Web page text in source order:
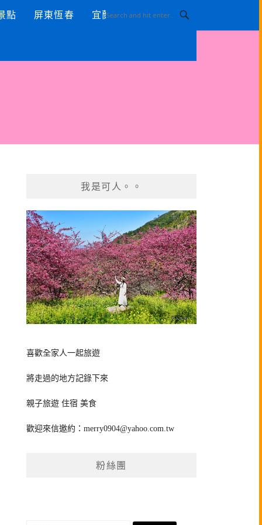
點 屏東恆春 宜蘭景點
我是可人。。
喜歡全家人一起旅遊
將走過的地方記錄下來
親子旅遊 住宿 美食
歡迎來信邀約：merry0904@yahoo.com.tw
粉絲團